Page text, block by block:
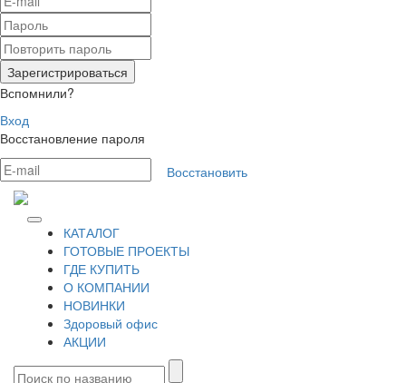
Вспомнили?
Вход
Восстановление пароля
Восстановить
КАТАЛОГ
ГОТОВЫЕ ПРОЕКТЫ
ГДЕ КУПИТЬ
О КОМПАНИИ
НОВИНКИ
Здоровый офис
АКЦИИ